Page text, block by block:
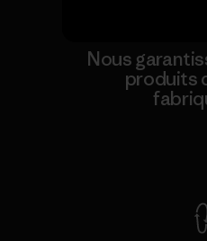
Nous
produits